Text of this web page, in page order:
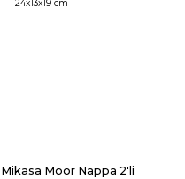
Mikasa Moor Nappa 2'li